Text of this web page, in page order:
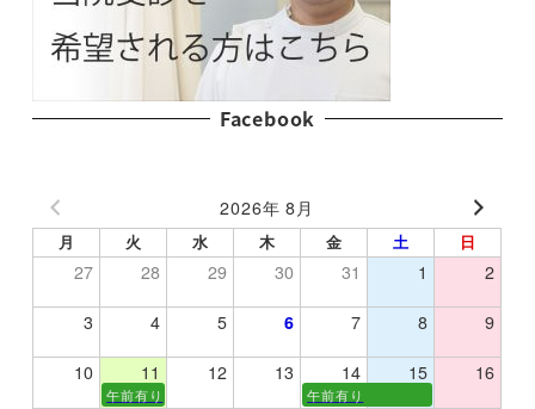
Facebook
2026年 8月
月 火 水 木 金 土 日
27 28 29 30 31 1 2
3 4 5 6 7 8 9
10 11 12 13 14 15 16
午前有り 午前有り